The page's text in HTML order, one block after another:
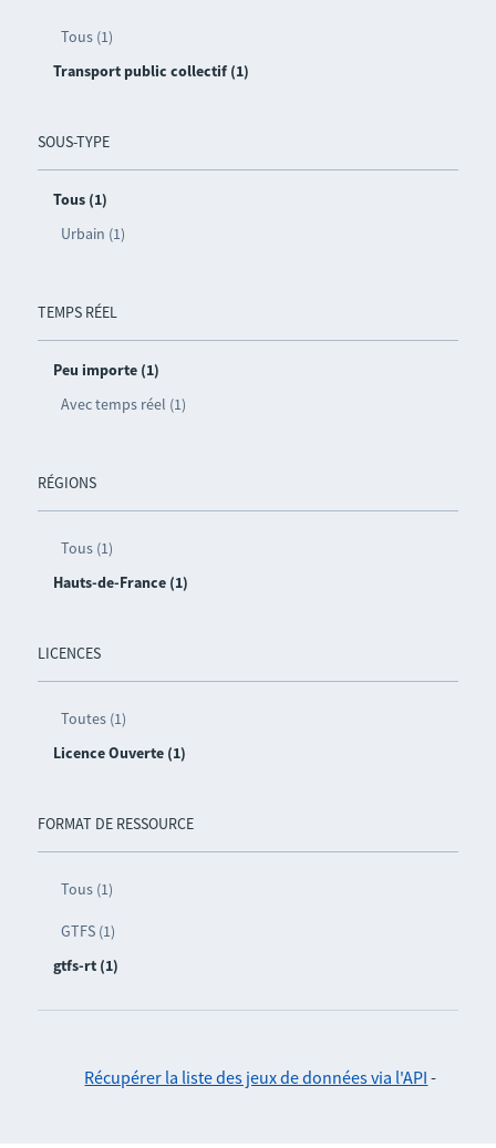
Tous (1)
Transport public collectif (1)
SOUS-TYPE
Tous (1)
Urbain (1)
TEMPS RÉEL
Peu importe (1)
Avec temps réel (1)
RÉGIONS
Tous (1)
Hauts-de-France (1)
LICENCES
Toutes (1)
Licence Ouverte (1)
FORMAT DE RESSOURCE
Tous (1)
GTFS (1)
gtfs-rt (1)
Récupérer la liste des jeux de données via l'API -